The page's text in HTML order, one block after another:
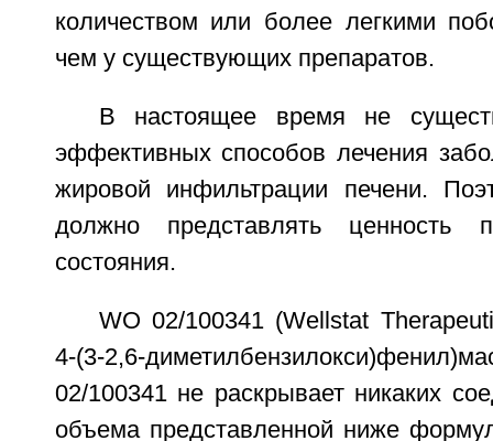
количеством или более легкими
чем у существующих препаратов.
В настоящее время не
эффективных способов лечения
жировой инфильтрации печени.
должно представлять ценность
состояния.
WO 02/100341 (Wellstat
4-(3-2,6-
02/100341 не раскрывает никаких
объема представленной ниже